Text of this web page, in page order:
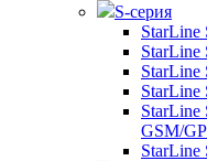
S-серия
StarLine
StarLine
StarLine
GSM/